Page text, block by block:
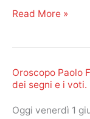
a
Oroscopo
4
giugno
2018:
Read More »
Oroscopo Paolo
dei segni e i
Oggi venerdì 1